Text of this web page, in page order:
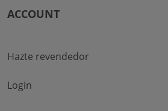
ACCOUNT
Hazte revendedor
Login